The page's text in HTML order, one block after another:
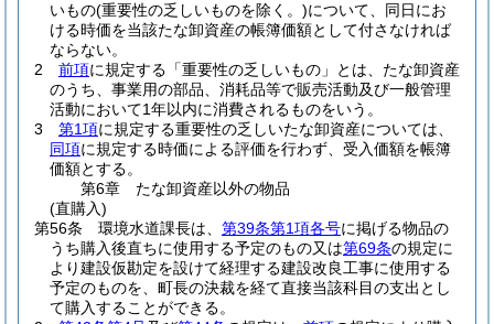
いもの(重要性の乏しいものを除く。)について、同日にお
ける時価を当該たな卸資産の帳簿価額として付さなければ
ならない。
2
前項に規定する「重要性の乏しいもの」とは、たな卸資産
のうち、事業用の部品、消耗品等で販売活動及び一般管理
活動において1年以内に消費されるものをいう。
3
第1項に規定する重要性の乏しいたな卸資産については、
同項に規定する時価による評価を行わず、受入価額を帳簿
価額とする。
第6章
たな卸資産以外の物品
(直購入)
第56条
環境水道課長は、 第39条第1項各号に掲げる物品の
うち購入後直ちに使用する予定のもの又は第69条の規定に
より建設仮勘定を設けて経理する建設改良工事に使用する
予定のものを、町長の決裁を経て直接当該科目の支出とし
て購入することができる。